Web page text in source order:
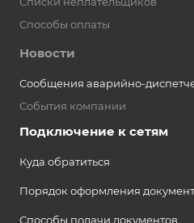
Способы оплаты
Новости
Сообщения аварийно-
События компании
Подключение к сетям
Куда обратиться
Порядок оформления
Способы подачи документов